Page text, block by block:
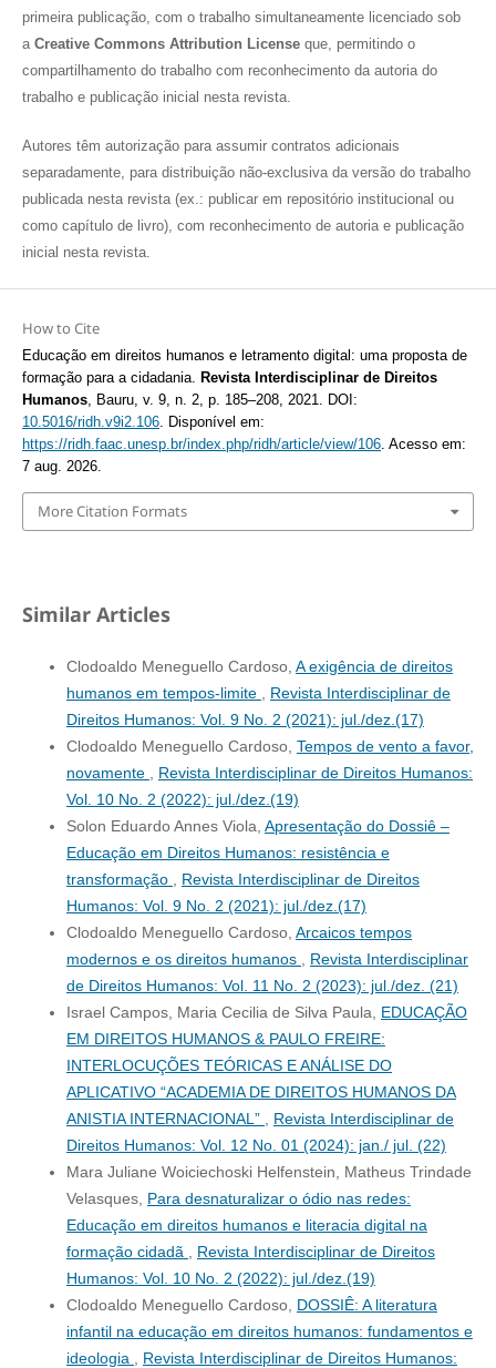
primeira publicação, com o trabalho simultaneamente licenciado sob
a Creative Commons Attribution Licenseque, permitindo o
compartilhamento do trabalho com reconhecimento da autoria do
trabalho e publicação inicial nesta revista.
Autores têm autorização para assumir contratos adicionais
separadamente, para distribuição não-exclusiva da versão do trabalho
publicada nesta revista (ex.: publicar em repositório institucional ou
como capítulo de livro), com reconhecimento de autoria e publicação
inicial nesta revista.
How to Cite
Educação em direitos humanos e letramento digital: uma proposta de
formação para a cidadania.
Revista Interdisciplinar de Direitos
Humanos, Bauru, v. 9, n. 2, p. 185–208, 2021. DOI:
10.5016/ridh.v9i2.106. Disponível em:
https://ridh.faac.unesp.br/index.php/ridh/article/view/106. Acesso em:
7 aug. 2026.
More Citation Formats
Similar Articles
Clodoaldo Meneguello Cardoso, A exigência de direitos
humanos em tempos-limite
Revista Interdisciplinar de
Direitos Humanos: Vol. 9 No. 2 (2021): jul./dez.(17)
Clodoaldo Meneguello Cardoso, Tempos de vento a favor,
novamente
Revista Interdisciplinar de Direitos Humanos:
Vol. 10 No. 2 (2022): jul./dez.(19)
Solon Eduardo Annes Viola, Apresentação do Dossiê –
Educação em Direitos Humanos: resistência e
transformação
Revista Interdisciplinar de Direitos
Humanos: Vol. 9 No. 2 (2021): jul./dez.(17)
Clodoaldo Meneguello Cardoso, Arcaicos tempos
modernos e os direitos humanos
Revista Interdisciplinar
de Direitos Humanos: Vol. 11 No. 2 (2023): jul./dez. (21)
Israel Campos, Maria Cecilia de Silva Paula, EDUCAÇÃO
EM DIREITOS HUMANOS & PAULO FREIRE:
INTERLOCUÇÕES TEÓRICAS E ANÁLISE DO
APLICATIVO “ACADEMIA DE DIREITOS HUMANOS DA
ANISTIA INTERNACIONAL”
Revista Interdisciplinar de
Direitos Humanos: Vol. 12 No. 01 (2024): jan./ jul. (22)
Mara Juliane Woiciechoski Helfenstein, Matheus Trindade
Velasques, Para desnaturalizar o ódio nas redes:
Educação em direitos humanos e literacia digital na
formação cidadã
Revista Interdisciplinar de Direitos
Humanos: Vol. 10 No. 2 (2022): jul./dez.(19)
Clodoaldo Meneguello Cardoso, DOSSIÊ: A literatura
infantil na educação em direitos humanos: fundamentos e
ideologia
Revista Interdisciplinar de Direitos Humanos: